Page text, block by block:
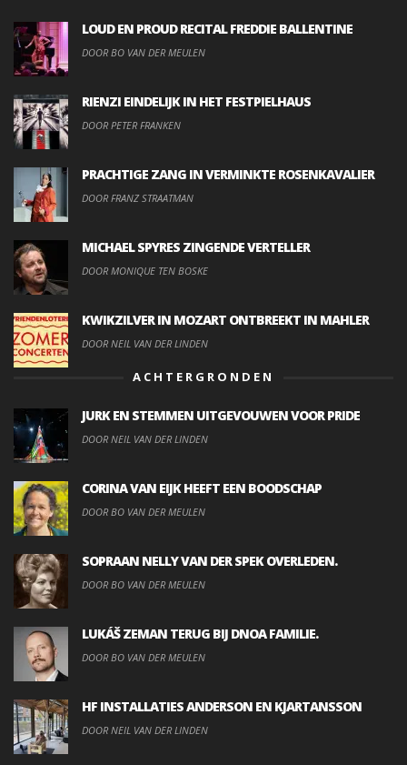
LOUD EN PROUD RECITAL FREDDIE BALLENTINE
DOOR BO VAN DER MEULEN
RIENZI EINDELIJK IN HET FESTPIELHAUS
DOOR PETER FRANKEN
PRACHTIGE ZANG IN VERMINKTE ROSENKAVALIER
DOOR FRANZ STRAATMAN
MICHAEL SPYRES ZINGENDE VERTELLER
DOOR MONIQUE TEN BOSKE
KWIKZILVER IN MOZART ONTBREEKT IN MAHLER
DOOR NEIL VAN DER LINDEN
ACHTERGRONDEN
JURK EN STEMMEN UITGEVOUWEN VOOR PRIDE
DOOR NEIL VAN DER LINDEN
CORINA VAN EIJK HEEFT EEN BOODSCHAP
DOOR BO VAN DER MEULEN
SOPRAAN NELLY VAN DER SPEK OVERLEDEN.
DOOR BO VAN DER MEULEN
LUKÁŠ ZEMAN TERUG BIJ DNOA FAMILIE.
DOOR BO VAN DER MEULEN
HF INSTALLATIES ANDERSON EN KJARTANSSON
DOOR NEIL VAN DER LINDEN